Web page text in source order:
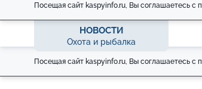
Посещая сайт kaspyinfo.ru, Вы соглашаетесь с
НОВОСТИ
Охота и рыбалка
Посещая сайт kaspyinfo.ru, Вы соглашаетесь с